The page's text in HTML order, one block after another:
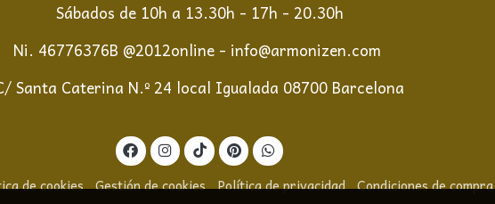
Sábados de 10h a 13.30h - 17h - 20.30h
Ni. 46776376B @2012online - info@armonizen.com
Santa Caterina N.º 24 local Igualada 08700 Barcelona
de cookies Gestión de cookies Política de privacidad Condiciones de compra